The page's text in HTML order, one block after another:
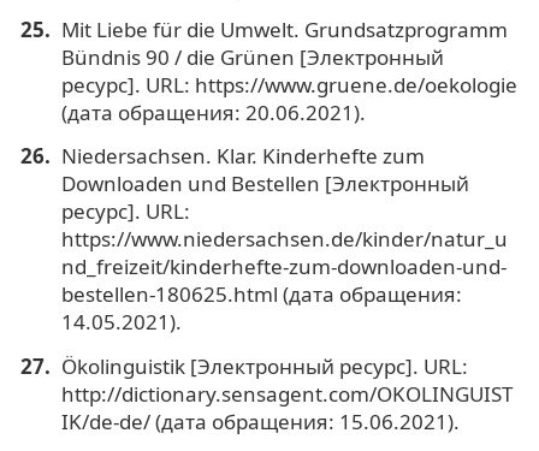
Mit Liebe für die Umwelt. Grundsatzprogramm
Bündnis 90 / die Grünen [Электронный
ресурс]. URL: https://www.gruene.de/oekologie
(дата обращения: 20.06.2021).
Niedersachsen. Klar. Kinderhefte zum
Downloaden und Bestellen [Электронный
ресурс]. URL:
https://www.niedersachsen.de/kinder/natur_u
nd_freizeit/kinderhefte-zum-downloaden-und-
bestellen-180625.html (дата обращения:
14.05.2021).
Ökolinguistik [Электронный ресурс]. URL:
http://dictionary.sensagent.com/OKOLINGUIST
IK/de-de/ (дата обращения: 15.06.2021).